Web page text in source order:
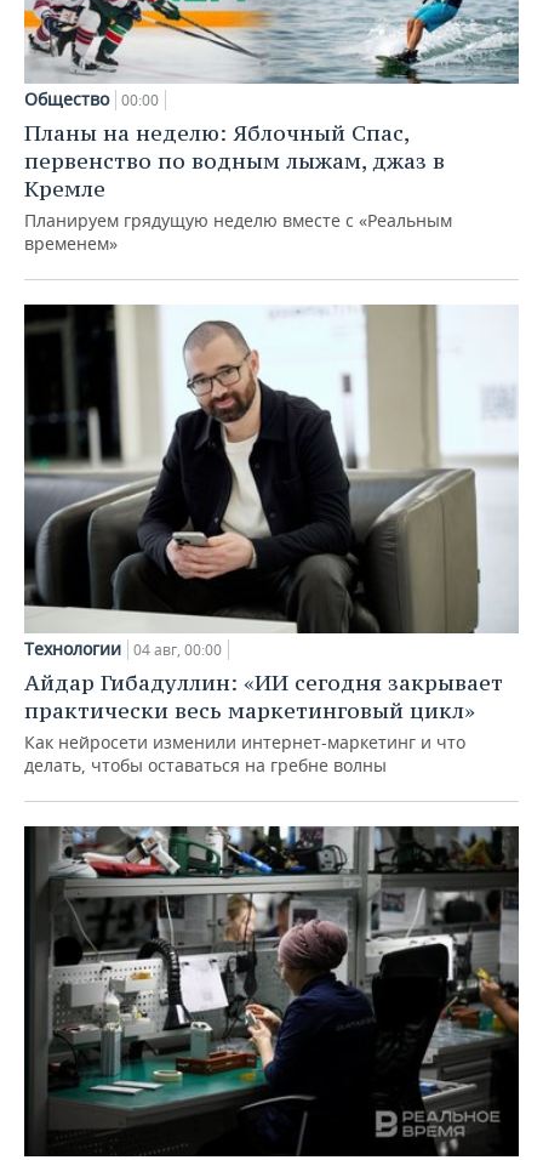
Общество 00:00
Планы на неделю: Яблочный Спас,
первенство по водным лыжам, джаз в
Кремле
Планируем грядущую неделю вместе с «Реальным
временем»
Технологии 04 авг, 00:00
Айдар Гибадуллин: «ИИ сегодня закрывает
практически весь маркетинговый цикл»
Как нейросети изменили интернет-маркетинг и что
делать, чтобы оставаться на гребне волны